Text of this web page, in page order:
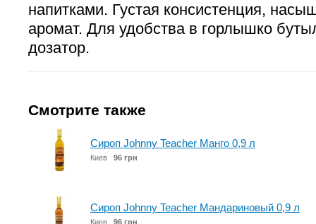
напитками. Густая консистенция,
аромат. Для удобства в горлышко
дозатор.
Смотрите также
Сироп Johnny Teacher Манго 0,9 л
Киев 96 грн
Сироп Johnny Teacher Мандариновый 0,9 л
Киев 96 грн